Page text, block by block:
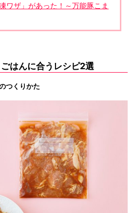
ワザ」があった！～万能豚こま
はんに合うレシピ2選
つくりかた